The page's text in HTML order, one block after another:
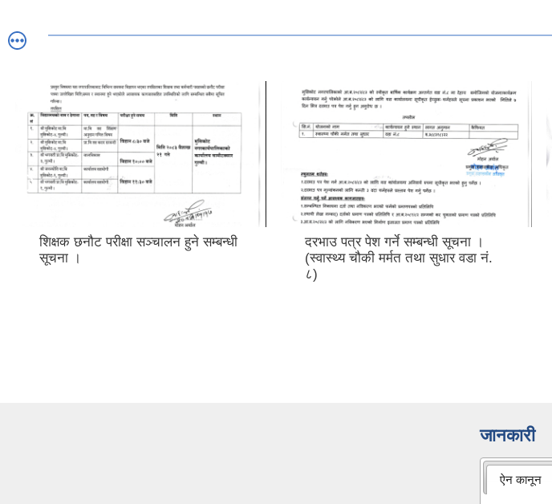
दरभाउ पत्र पेश गर्ने सम्बन्धी सूचना ।
(स्वास्थ्य चौकी मर्मत तथा सुधार वडा नं.
शिक्षक तथा विद्यालय कर्मचारी(कार्यालय
सहयोगी)को अन्तिम नतिजा प्रकाशन
सम्बन्धी सूचना ।
जानकारी
ऐन कानून